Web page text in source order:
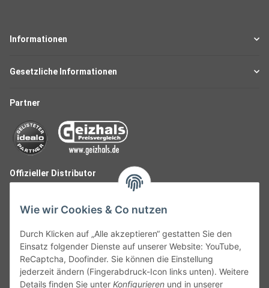
Informationen
Gesetzliche Informationen
Partner
Offizieller Distributor
Wie wir Cookies & Co nutzen
Durch Klicken auf „Alle akzeptieren“ gestatten Sie den
Einsatz folgender Dienste auf unserer Website: YouTube,
ReCaptcha, Doofinder. Sie können die Einstellung
jederzeit ändern (Fingerabdruck-Icon links unten). Weitere
Details finden Sie unter Konfigurieren und in unserer